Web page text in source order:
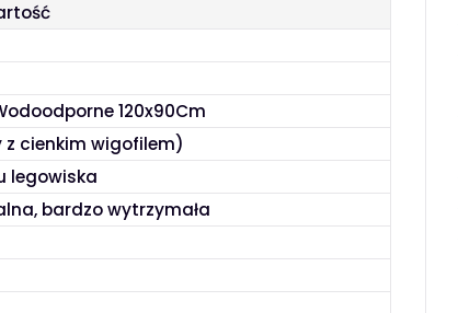
120x90Cm
cienkim wigofilem)
legowiska
bardzo wytrzymała